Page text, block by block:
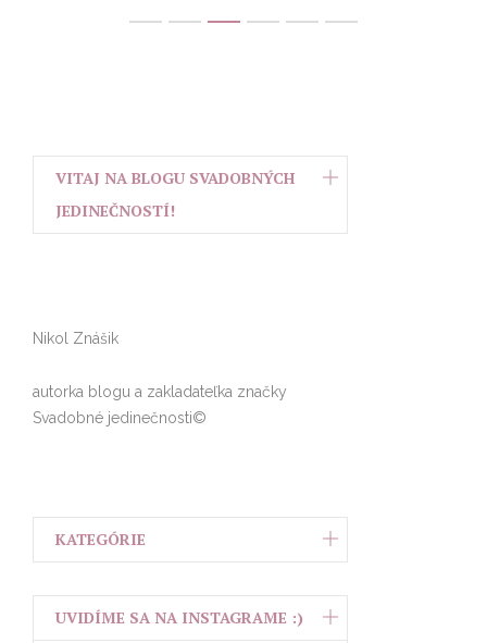
VITAJ NA BLOGU SVADOBNÝCH
JEDINEČNOSTÍ!
Nikol Znášik
autorka blogu a zakladateľka značky
Svadobné jedinečnosti©
KATEGÓRIE
UVIDÍME SA NA INSTAGRAME :)